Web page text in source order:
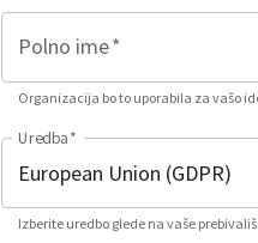
Polno ime*
Organizacija bo to uporabila za vašo
Uredba*
Izberite uredbo glede na vaše